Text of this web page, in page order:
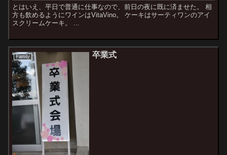
とはいえ、平日で普通に仕事なので、前日の夜に既に済ませた。 相
方も飲めるようにワインはVitaVino。 ケーキはサーティワンのアイ
スクリームケーキ。 ...
Family 卒業式